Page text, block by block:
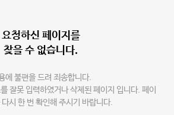
요청하신 페이지를
찾을 수 없습니다.
에 불편을 드려 죄송합니다.
잘못 입력하였거나 삭제된 페이지 입니다. 페이
시 한 번 확인해 주시기 바랍니다.